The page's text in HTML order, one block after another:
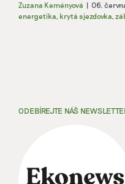
Zuzana Keményová | 06.
energetika, krytá sjezdovka,
ODEBÍREJTE NÁŠ